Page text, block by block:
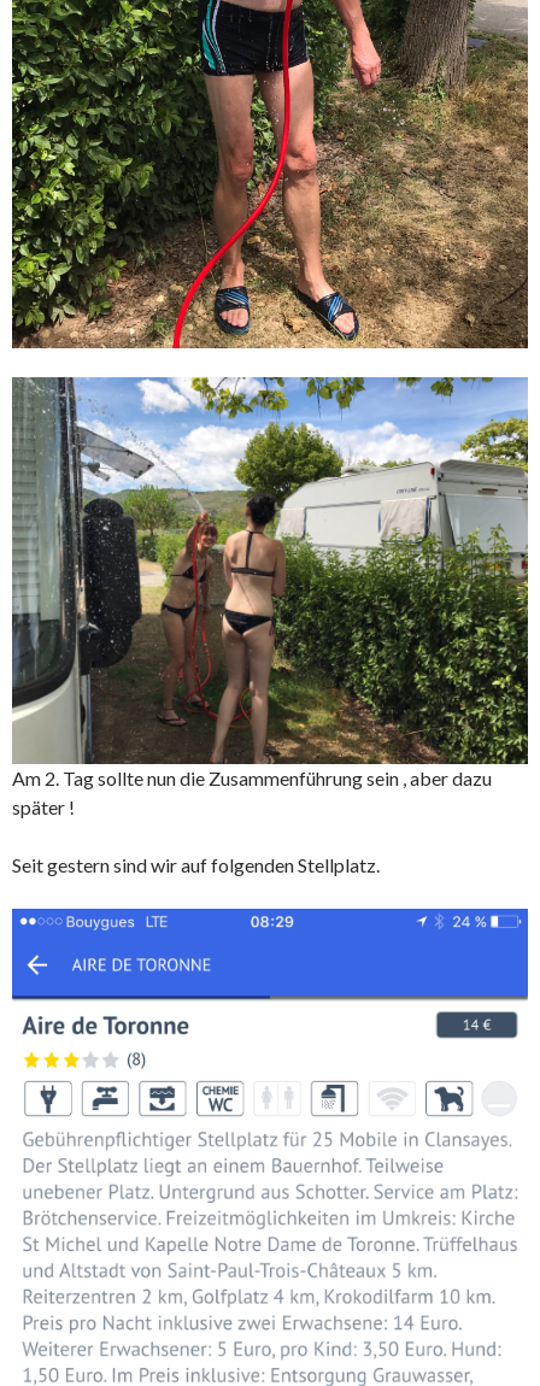
Am 2. Tag sollte nun die Zusammenführung sein , aber dazu
später !
Seit gestern sind wir auf folgenden Stellplatz.